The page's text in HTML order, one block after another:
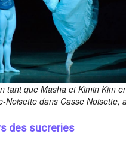
tant que Masha et Kimin Kim
Noisette dans Casse Noisette,
des sucreries